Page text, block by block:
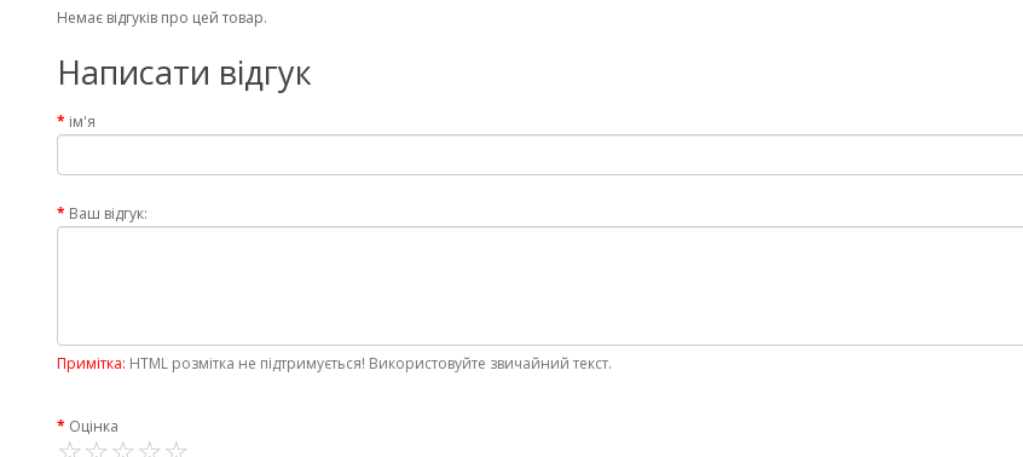
Немає відгуків про цей товар.
Написати відгук
ім'я
Ваш відгук:
Примітка: HTML розмітка не підтримується! Використовуйте звичайний текст.
Оцінка